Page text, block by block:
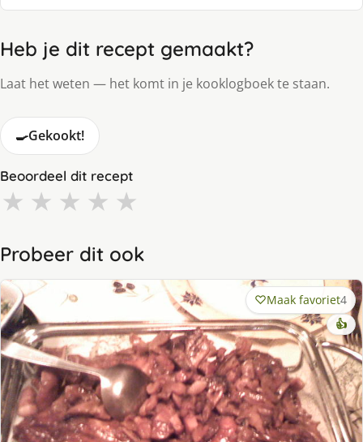
Heb je dit recept gemaakt?
Laat het weten — het komt in je kooklogboek te staan.
🍳Gekookt!
Beoordeel dit recept
★ ★ ★ ★ ★
Probeer dit ook
Maak favoriet4
👍